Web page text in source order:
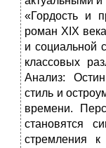
«Гордость и
роман XIX
и социальной
классовых
Анализ:
стиль и
времени.
становятся
стремления к